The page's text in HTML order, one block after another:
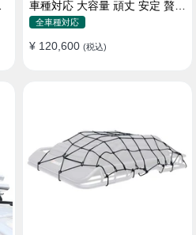
車種対応 大容量 頑丈 安定 贅沢
使い心地 おしゃれ 多色 車用ラ
全車種対応
¥ 120,600 (税込)